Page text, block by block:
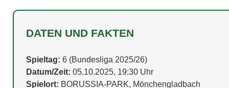
DATEN UND FAKTEN
Spieltag: 6 (Bundesliga 2025/26)
Datum/Zeit: 05.10.2025, 19:30 Uhr
Spielort: BORUSSIA-PARK, Mönchengladbach